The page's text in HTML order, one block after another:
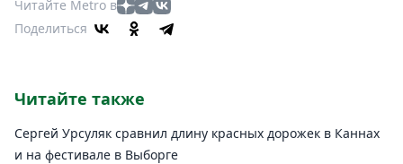
Читайте Metro в
Поделиться
Читайте также
Сергей Урсуляк сравнил длину красных дорожек в Каннах
и на фестивале в Выборге